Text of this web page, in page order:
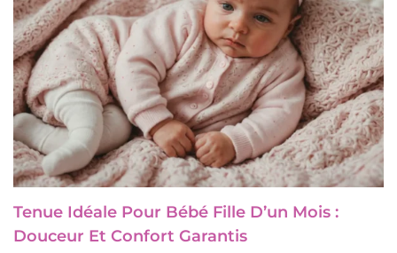
Tenue Idéale Pour Bébé Fille D’un Mois :
Douceur Et Confort Garantis